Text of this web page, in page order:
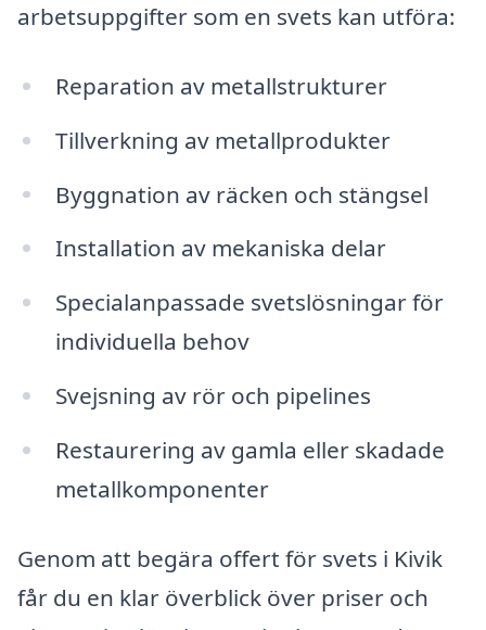
arbetsuppgifter som en svets kan utföra:
Reparation av metallstrukturer
Tillverkning av metallprodukter
Byggnation av räcken och stängsel
Installation av mekaniska delar
Specialanpassade svetslösningar för
individuella behov
Svejsning av rör och pipelines
Restaurering av gamla eller skadade
metallkomponenter
Genom att begära offert för svets i Kivik
får du en klar överblick över priser och